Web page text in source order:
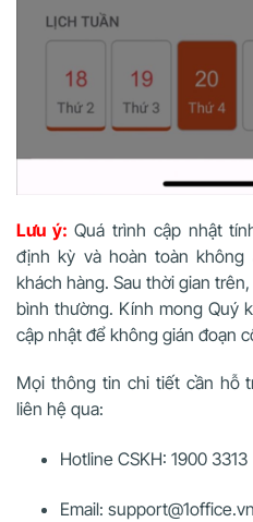
Lưu ý: Quá trình cập nhật
định kỳ và hoàn toàn
khách hàng. Sau thời gian
bình thường. Kính mong Quý
cập nhật để không gián đoạn
Mọi thông tin chi tiết cần hỗ
liên hệ qua:
Hotline CSKH: 1900 3313
Email: support@1office.vn